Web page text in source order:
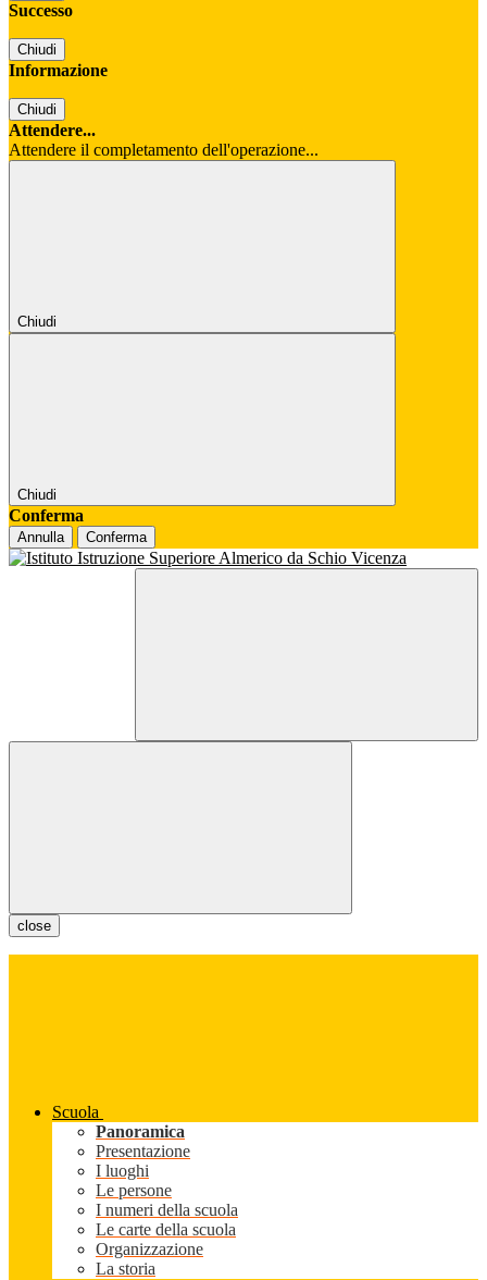
Successo
Chiudi
Informazione
Chiudi
Attendere...
Attendere il completamento dell'operazione...
Chiudi
Chiudi
Conferma
Annulla Conferma
close
Scuola
Panoramica
Presentazione
I luoghi
Le persone
I numeri della scuola
Le carte della scuola
Organizzazione
La storia